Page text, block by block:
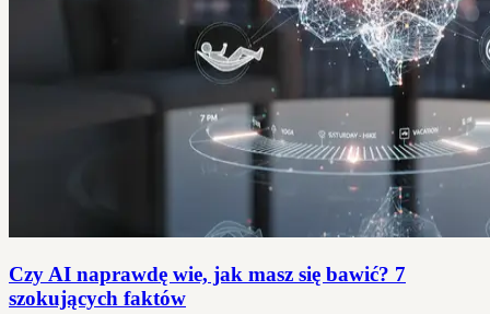
Czy AI naprawdę wie, jak masz się bawić? 7
szokujących faktów